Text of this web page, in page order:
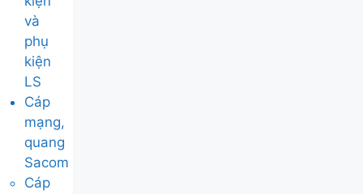
và
phụ
kiện
LS
Cáp
mạng,
quang
Sacom
Cáp